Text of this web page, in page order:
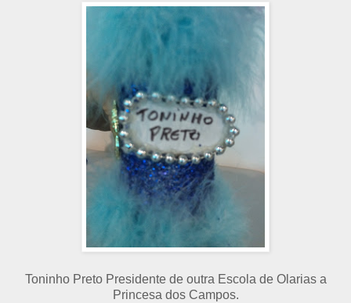
Toninho Preto Presidente de outra Escola de Olarias a
Princesa dos Campos.